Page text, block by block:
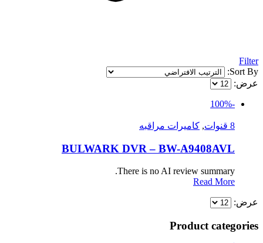
Filter
Sort By:
عرض:
-100%
8 قنوات , كاميرات مراقبه
BULWARK DVR – BW-A9408AVL
There is no AI review summary.
Read More
عرض:
Product categories